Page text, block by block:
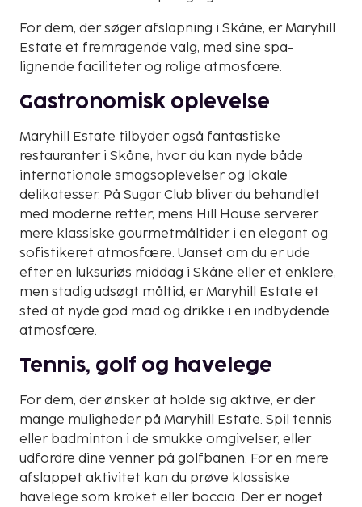
For dem, der søger afslapning i Skåne, er Maryhill
Estate et fremragende valg, med sine spa-
lignende faciliteter og rolige atmosfære.
Gastronomisk oplevelse
Maryhill Estate tilbyder også fantastiske
restauranter i Skåne, hvor du kan nyde både
internationale smagsoplevelser og lokale
delikatesser. På Sugar Club bliver du behandlet
med moderne retter, mens Hill House serverer
mere klassiske gourmetmåltider i en elegant og
sofistikeret atmosfære. Uanset om du er ude
efter en luksuriøs middag i Skåne eller et enklere,
men stadig udsøgt måltid, er Maryhill Estate et
sted at nyde god mad og drikke i en indbydende
atmosfære.
Tennis, golf og havelege
For dem, der ønsker at holde sig aktive, er der
mange muligheder på Maryhill Estate. Spil tennis
eller badminton i de smukke omgivelser, eller
udfordre dine venner på golfbanen. For en mere
afslappet aktivitet kan du prøve klassiske
havelege som kroket eller boccia. Der er noget